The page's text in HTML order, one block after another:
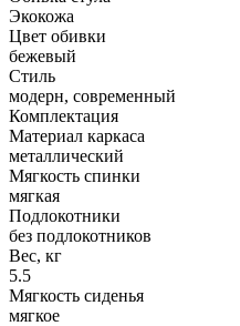
Экокожа
Цвет обивки
бежевый
Стиль
модерн, современный
Комплектация
Материал каркаса
металлический
Мягкость спинки
мягкая
Подлокотники
без подлокотников
Вес, кг
5.5
Мягкость сиденья
мягкое